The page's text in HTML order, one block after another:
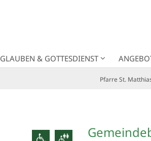
GLAUBEN & GOTTESDIENST
Pfarre St.